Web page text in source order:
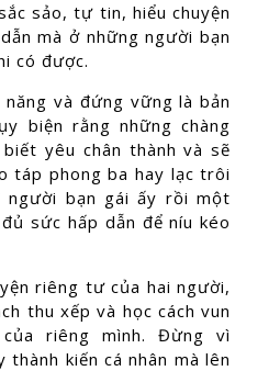
sảo, tự tin, hiểu chuyện
mà ở những người bạn
có được.
năng và đứng vững là bản
biện rằng những chàng
yêu chân thành và sẽ
táp phong ba hay lạc trôi
người bạn gái ấy rồi một
sức hấp dẫn để níu kéo
riêng tư của hai người,
thu xếp và học cách vun
riêng mình. Đừng vì
thành kiến cá nhân mà lên